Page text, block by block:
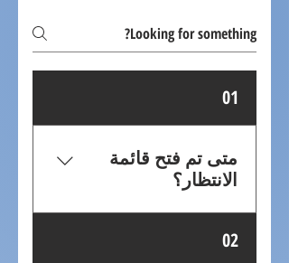
01
متى تم فتح قائمة
الانتظار؟
تمكن المتقدمون من الانضمام
إلى قائمة انتظار الإيجار في
02